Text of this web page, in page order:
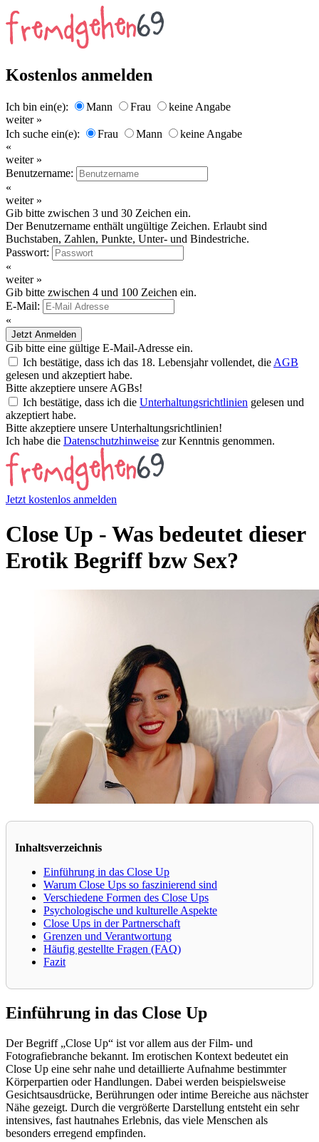
Kostenlos anmelden
Ich bin ein(e): Mann Frau
keine Angabe
weiter »
Ich suche ein(e):
Frau Mann
keine Angabe
«
weiter »
Benutzername:
«
weiter »
Gib bitte zwischen 3 und 30 Zeichen ein.
Der Benutzername enthält ungültige Zeichen. Erlaubt sind
Buchstaben, Zahlen, Punkte, Unter- und Bindestriche.
Passwort:
«
weiter »
Gib bitte zwischen 4 und 100 Zeichen ein.
E-Mail:
«
Jetzt Anmelden
Gib bitte eine gültige E-Mail-Adresse ein.
Ich bestätige, dass ich das 18. Lebensjahr vollendet, die AGB
gelesen und akzeptiert habe.
Bitte akzeptiere unsere AGBs!
Ich bestätige, dass ich die Unterhaltungsrichtlinien gelesen und
akzeptiert habe.
Bitte akzeptiere unsere Unterhaltungsrichtlinien!
Ich habe die Datenschutzhinweise zur Kenntnis genommen.
Jetzt kostenlos anmelden
Close Up - Was bedeutet dieser
Erotik Begriff bzw Sex?
Inhaltsverzeichnis
Einführung in das Close Up
Warum Close Ups so faszinierend sind
Verschiedene Formen des Close Ups
Psychologische und kulturelle Aspekte
Close Ups in der Partnerschaft
Grenzen und Verantwortung
Häufig gestellte Fragen (FAQ)
Fazit
Einführung in das Close Up
Der Begriff „Close Up“ ist vor allem aus der Film- und
Fotografiebranche bekannt. Im erotischen Kontext bedeutet ein
Close Up eine sehr nahe und detaillierte Aufnahme bestimmter
Körperpartien oder Handlungen. Dabei werden beispielsweise
Gesichtsausdrücke, Berührungen oder intime Bereiche aus nächster
Nähe gezeigt. Durch die vergrößerte Darstellung entsteht ein sehr
intensives, fast hautnahes Erlebnis, das viele Menschen als
besonders erregend empfinden.